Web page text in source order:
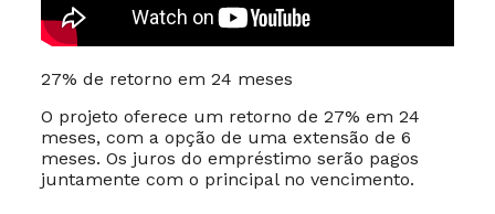
27% de retorno em 24 meses
O projeto oferece um retorno de 27% em 24
meses, com a opção de uma extensão de 6
meses. Os juros do empréstimo serão pagos
juntamente com o principal no vencimento.